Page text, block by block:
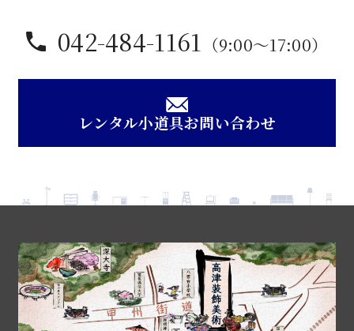
042-484-1161 （9:00〜17:00）
レンタル小道具お問い合わせ